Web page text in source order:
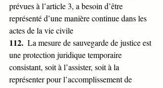
prévues à l’article 3, a besoin d’être
représenté d’une manière continue dans les
actes de la vie civile
112. La mesure de sauvegarde de justice est
une protection juridique temporaire
consistant, soit à l’assister, soit à la
représenter pour l’accomplissement de